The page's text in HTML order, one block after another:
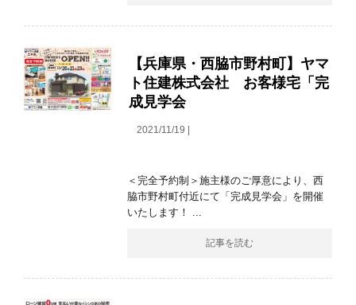
【兵庫県・西脇市野村町】ヤマ
ト住建株式会社 お客様宅「完
成見学会
2021/11/19 |
＜完全予約制＞施主様のご厚意により、西
脇市野村町付近にて「完成見学会」を開催
いたします！ ...
記事を読む